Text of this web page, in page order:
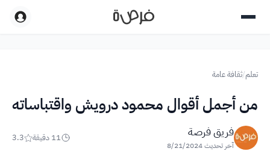
تعلم/ثقافة عامة
من أجمل أقوال محمود درويش واقتباساته
فريق فرصة
آخر تحديث8/21/2024
11 دقيقة 3.3